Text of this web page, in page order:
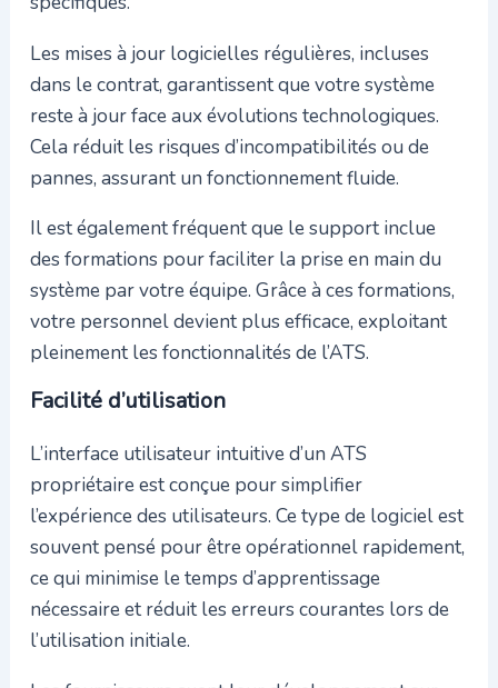
Les mises à jour logicielles régulières, incluses
dans le contrat, garantissent que votre système
reste à jour face aux évolutions technologiques.
Cela réduit les risques d’incompatibilités ou de
pannes, assurant un fonctionnement fluide.
Il est également fréquent que le support inclue
des formations pour faciliter la prise en main du
système par votre équipe. Grâce à ces formations,
votre personnel devient plus efficace, exploitant
pleinement les fonctionnalités de l’ATS.
Facilité d’utilisation
L’interface utilisateur intuitive d’un ATS
propriétaire est conçue pour simplifier
l’expérience des utilisateurs. Ce type de logiciel est
souvent pensé pour être opérationnel rapidement,
ce qui minimise le temps d’apprentissage
nécessaire et réduit les erreurs courantes lors de
l’utilisation initiale.